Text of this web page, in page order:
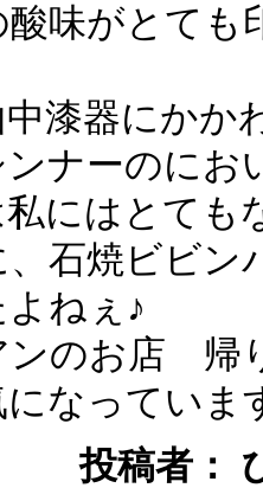
酸味がとて
漆器にかか
ナーのにお
にはとても
、石焼ビビン
ねぇ♪
ンのお店 帰
になっていま
投稿者：